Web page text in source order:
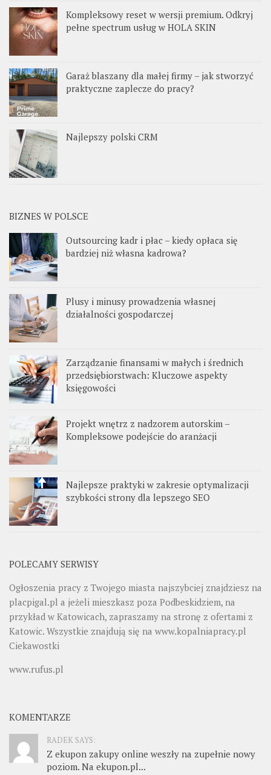
Kompleksowy reset w wersji premium. Odkryj
pełne spectrum usług w HOLA SKIN
Garaż blaszany dla małej firmy – jak stworzyć
praktyczne zaplecze do pracy?
Najlepszy polski CRM
BIZNES W POLSCE
Outsourcing kadr i płac – kiedy opłaca się
bardziej niż własna kadrowa?
Plusy i minusy prowadzenia własnej
działalności gospodarczej
Zarządzanie finansami w małych i średnich
przedsiębiorstwach: Kluczowe aspekty
księgowości
Projekt wnętrz z nadzorem autorskim –
Kompleksowe podejście do aranżacji
Najlepsze praktyki w zakresie optymalizacji
szybkości strony dla lepszego SEO
POLECAMY SERWISY
Ogłoszenia pracy z Twojego miasta najszybciej znajdziesz na
placpigal.pl a jeżeli mieszkasz poza Podbeskidziem, na
przykład w Katowicach, zapraszamy na stronę z ofertami z
Katowic. Wszystkie znajdują się na www.kopalniapracy.pl
Ciekawostki
www.rufus.pl
KOMENTARZE
RADEK SAYS:
Z ekupon zakupy online weszły na zupełnie nowy
poziom. Na ekupon.pl...